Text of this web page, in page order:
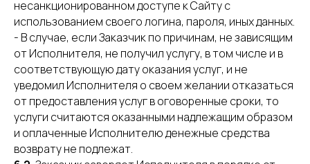
несанкционированном доступе к Сайту с
использованием своего логина, пароля, иных данных.
- В случае, если Заказчик по причинам, не зависящим
от Исполнителя, не получил услугу, в том числе и в
соответствующую дату оказания услуг, и не
уведомил Исполнителя о своем желании отказаться
от предоставления услуг в оговоренные сроки, то
услуги считаются оказанными надлежащим образом
и оплаченные Исполнителю денежные средства
возврату не подлежат.